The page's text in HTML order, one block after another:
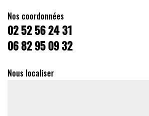
Nos coordonnées
02 52 56 24 31
06 82 95 09 32
Nous localiser